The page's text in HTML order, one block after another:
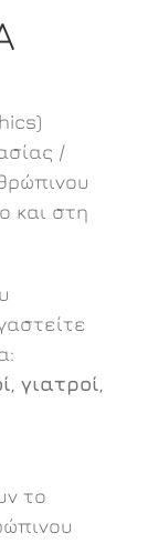
/
και στη
, γιατροί,
το